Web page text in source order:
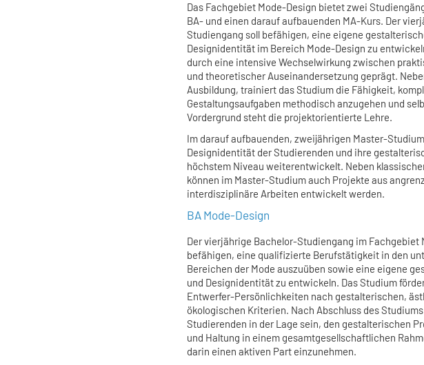
Das Fachgebiet Mode-Design bietet zwei
BA- und einen darauf aufbauenden MA-Kurs. Der
Studiengang soll befähigen, eine eigene
Designidentität im Bereich Mode-Design zu
durch eine intensive Wechselwirkung zwischen
und theoretischer Auseinandersetzung geprägt.
Ausbildung, trainiert das Studium die Fähigkeit,
Gestaltungsaufgaben methodisch anzugehen und
Vordergrund steht die projektorientierte Lehre.
Im darauf aufbauenden, zweijährigen Master-
Designidentität der Studierenden und ihre
höchstem Niveau weiterentwickelt. Neben
können im Master-Studium auch Projekte aus
interdisziplinäre Arbeiten entwickelt werden.
BA Mode-Design
Der vierjährige Bachelor-Studiengang im Fachgebiet
befähigen, eine qualifizierte Berufstätigkeit in den
Bereichen der Mode auszuüben sowie eine eigene
und Designidentität zu entwickeln. Das Studium
Entwerfer-Persönlichkeiten nach gestalterischen,
ökologischen Kriterien. Nach Abschluss des
Studierenden in der Lage sein, den gestalterischen
und Haltung in einem gesamtgesellschaftlichen
darin einen aktiven Part einzunehmen.